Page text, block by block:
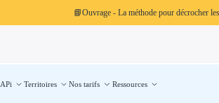
📘Ouvrage - La méthode pour décrocher
Territoires Nos tarifs Ressources